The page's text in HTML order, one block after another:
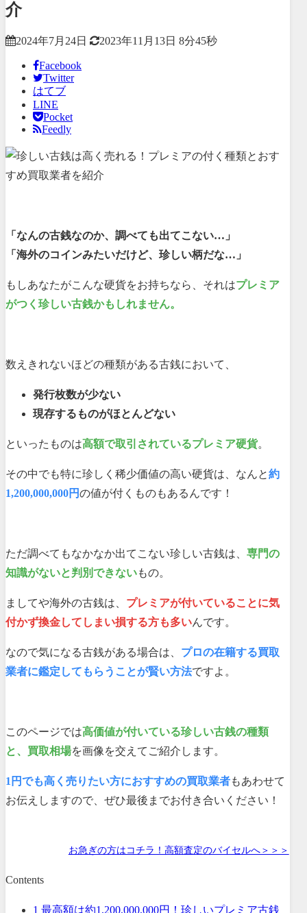
介
2024年7月24日 2023年11月13日 8分45秒
Facebook
Twitter
はてブ
LINE
Pocket
Feedly
「なんの古銭なのか、調べても出てこない…」
「海外のコインみたいだけど、珍しい柄だな…」
もしあなたがこんな硬貨をお持ちなら、それはプレミア
がつく珍しい古銭かもしれません。
数えきれないほどの種類がある古銭において、
発行枚数が少ない
現存するものがほとんどない
といったものは高額で取引されているプレミア硬貨。
その中でも特に珍しく稀少価値の高い硬貨は、なんと約
1,200,000,000円の値が付くものもあるんです！
ただ調べてもなかなか出てこない珍しい古銭は、 専門の
知識がないと判別できないもの。
ましてや海外の古銭は、 プレミアが付いていることに気
付かず換金してしまい損する方も多いんです。
なので気になる古銭がある場合は、 プロの在籍する買取
業者に鑑定してもらうことが賢い方法ですよ。
このページでは高価値が付いている珍しい古銭の種類
と、買取相場を画像を交えてご紹介します。
1円でも高く売りたい方におすすめの買取業者もあわせて
お伝えしますので、ぜひ最後までお付き合いください！
お急ぎの方はコチラ！高額査定のバイセルへ＞＞＞
Contents
1 最高額は約1,200,000,000円！珍しいプレミア古銭